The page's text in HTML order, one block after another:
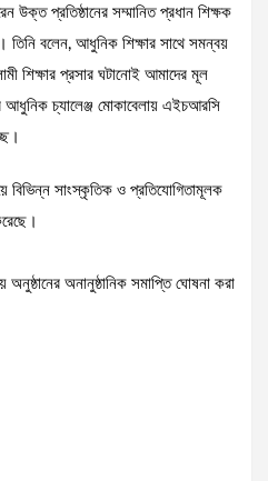
উক্ত প্রতিষ্ঠানের সম্মানিত প্রধান শিক্ষক
বলেন, আধুনিক শিক্ষার সাথে সমন্বয়
শিক্ষার প্রসার ঘটানোই আমাদের মূল
আধুনিক চ্যালেঞ্জ মোকাবেলায় এইচআরসি
বিভিন্ন সাংস্কৃতিক ও প্রতিযোগিতামূলক
অনানুষ্ঠানিক সমাপ্তি ঘোষনা করা